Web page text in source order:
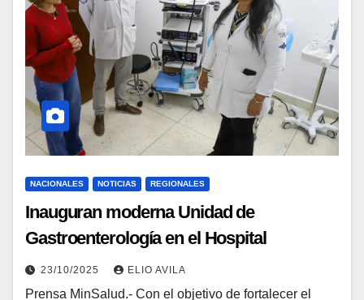
NACIONALES NOTICIAS REGIONALES
Inauguran moderna Unidad de
Gastroenterología en el Hospital
Universitario “Dr. Manuel Núñez Tovar”
de Monagas
23/10/2025 ELIO AVILA
Prensa MinSalud.- Con el objetivo de fortalecer el